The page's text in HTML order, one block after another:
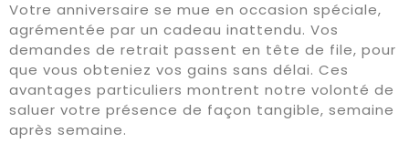
Votre anniversaire se mue en occasion spéciale,
agrémentée par un cadeau inattendu. Vos
demandes de retrait passent en tête de file, pour
que vous obteniez vos gains sans délai. Ces
avantages particuliers montrent notre volonté de
saluer votre présence de façon tangible, semaine
après semaine.